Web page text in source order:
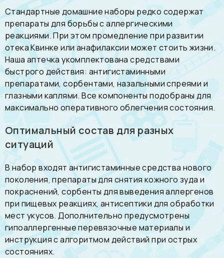
Стандартные домашние наборы редко содержат
препараты для борьбы с аллергическими
реакциями. При этом промедление при развитии
отека Квинке или анафилаксии может стоить жизни.
Наша аптечка укомплектована средствами
быстрого действия: антигистаминными
препаратами, сорбентами, назальными спреями и
глазными каплями. Все компоненты подобраны для
максимально оперативного облегчения состояния.
Оптимальный состав для разных
ситуаций
В набор входят антигистаминные средства нового
поколения, препараты для снятия кожного зуда и
покраснений, сорбенты для выведения аллергенов
при пищевых реакциях, антисептики для обработки
мест укусов. Дополнительно предусмотрены
гипоаллергенные перевязочные материалы и
инструкция с алгоритмом действий при острых
состояниях.